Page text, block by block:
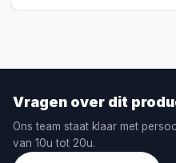
Vragen over dit
Ons team staat klaar met
van 10u tot 20u.